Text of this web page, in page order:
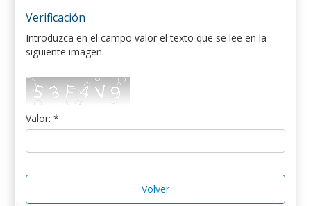
Verificación
Introduzca en el campo valor el texto que se lee en la
siguiente imagen.
Valor: *
Volver